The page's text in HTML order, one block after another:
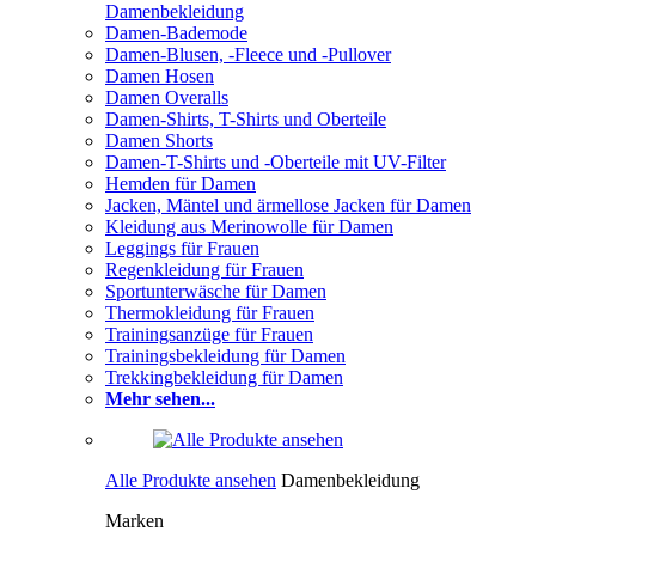
Damenbekleidung
Damen-Bademode
Damen-Blusen, -Fleece und -Pullover
Damen Hosen
Damen Overalls
Damen-Shirts, T-Shirts und Oberteile
Damen Shorts
Damen-T-Shirts und -Oberteile mit UV-Filter
Hemden für Damen
Jacken, Mäntel und ärmellose Jacken für Damen
Kleidung aus Merinowolle für Damen
Leggings für Frauen
Regenkleidung für Frauen
Sportunterwäsche für Damen
Thermokleidung für Frauen
Trainingsanzüge für Frauen
Trainingsbekleidung für Damen
Trekkingbekleidung für Damen
Mehr sehen...
Alle Produkte ansehen Damenbekleidung
Marken